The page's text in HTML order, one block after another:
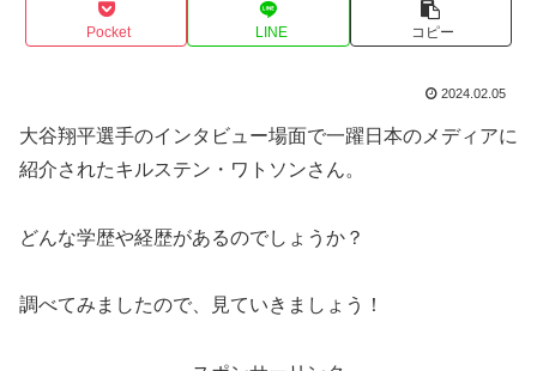
Pocket LINE コピー
2024.02.05
大谷翔平選手のインタビュー場面で一躍日本のメディアに
紹介されたキルステン・ワトソンさん。
どんな学歴や経歴があるのでしょうか？
調べてみましたので、見ていきましょう！